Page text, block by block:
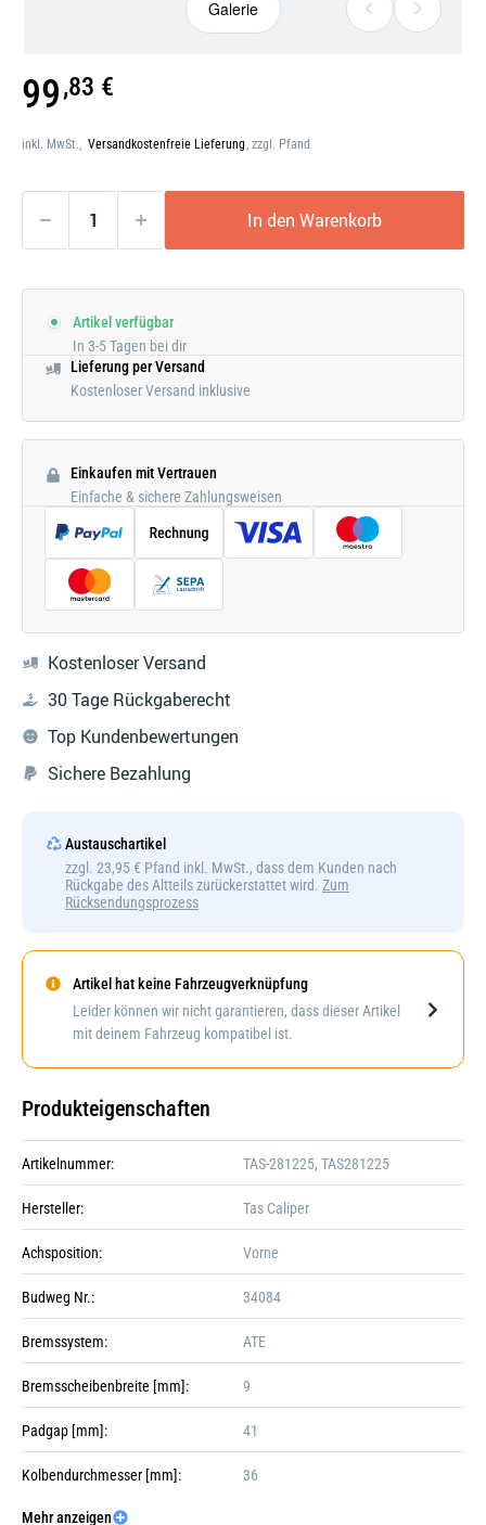
Galerie
öffnen
Galerie
99,83 €
inkl. MwSt., Versandkostenfreie Lieferung, zzgl. Pfand
In den Warenkorb
Artikel verfügbar
In 3-5 Tagen bei dir
Lieferung per Versand
Kostenloser Versand inklusive
Einkaufen mit Vertrauen
Einfache & sichere Zahlungsweisen
Kostenloser Versand
30 Tage Rückgaberecht
Top Kundenbewertungen
Sichere Bezahlung
Austauschartikel
zzgl. 23,95 € Pfand inkl. MwSt., dass dem Kunden nach
Rückgabe des Altteils zurückerstattet wird. Zum
Rücksendungsprozess
Darstellung kann abweichen
Artikel hat keine Fahrzeugverknüpfung
Leider können wir nicht garantieren, dass dieser Artikel
mit deinem Fahrzeug kompatibel ist.
Produkteigenschaften
Artikelnummer: TAS-281225, TAS281225
Hersteller: Tas Caliper
Achsposition: Vorne
Budweg Nr.: 34084
Bremssystem: ATE
Bremsscheibenbreite [mm]: 9
Padgap [mm]: 41
Kolbendurchmesser [mm]: 36
Kolbenanzahl:
Mehr anzeigen